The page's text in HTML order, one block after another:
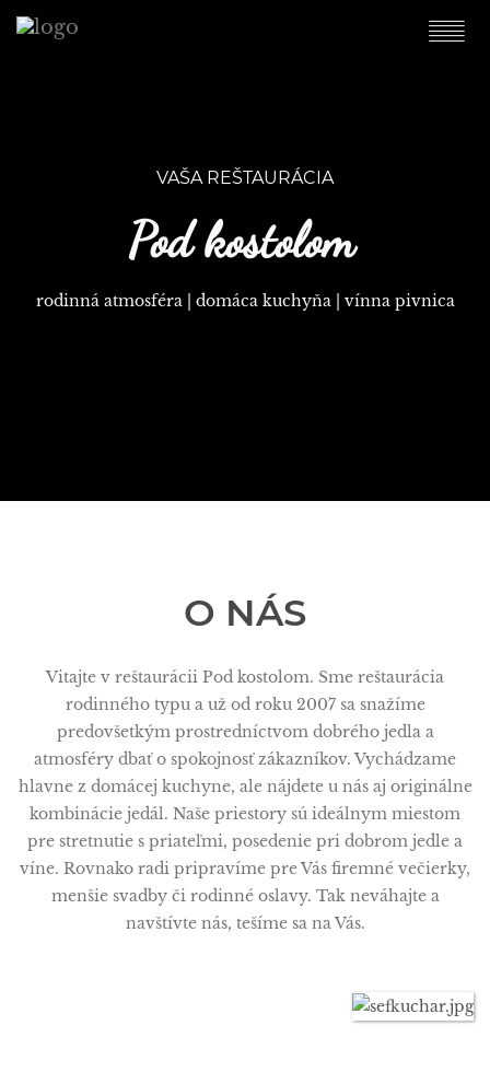
VAŠA REŠTAURÁCIA
Pod kostolom
rodinná atmosféra | domáca kuchyňa | vínna pivnica
O NÁS
Vitajte v reštaurácii Pod kostolom. Sme reštaurácia
rodinného typu a už od roku 2007 sa snažíme
predovšetkým prostredníctvom dobrého jedla a
atmosféry dbať o spokojnosť zákazníkov. Vychádzame
hlavne z domácej kuchyne, ale nájdete u nás aj originálne
kombinácie jedál. Naše priestory sú ideálnym miestom
pre stretnutie s priateľmi, posedenie pri dobrom jedle a
víne. Rovnako radi pripravíme pre Vás firemné večierky,
menšie svadby či rodinné oslavy. Tak neváhajte a
navštívte nás, tešíme sa na Vás.